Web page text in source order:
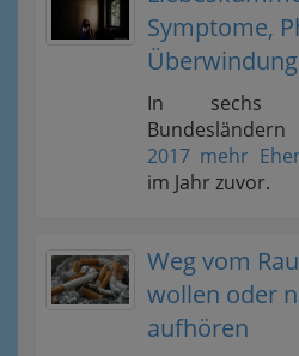
Symptome,
Überwindung
In sechs
2017 mehr
im Jahr zuvor.
Weg vom
wollen oder
aufhören